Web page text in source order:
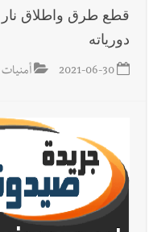
قطع طرق واطلاق
دورياته
2021-06-30